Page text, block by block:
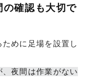
確認も大切で
めに足場を設置し
夜間は作業がない